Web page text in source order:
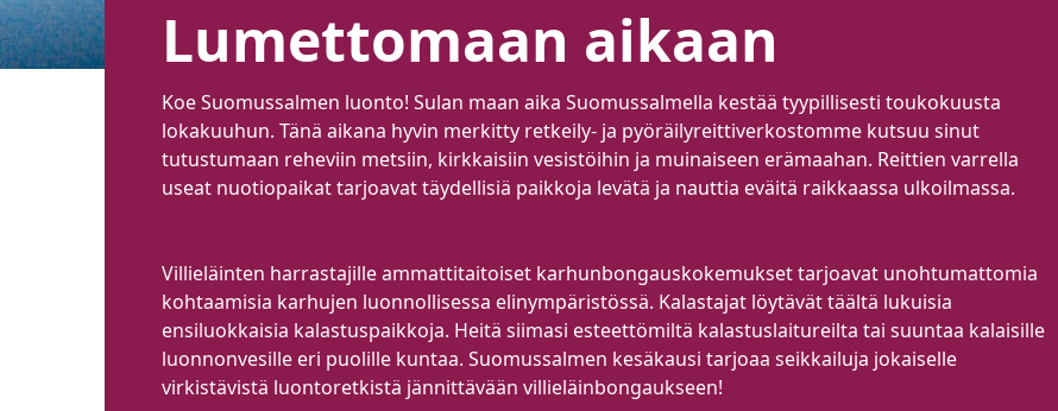
Lumettomaan aikaan
Koe Suomussalmen luonto! Sulan maan aika Suomussalmella kestää tyypillisesti toukokuusta
lokakuuhun. Tänä aikana hyvin merkitty retkeily- ja pyöräilyreittiverkostomme kutsuu sinut
tutustumaan reheviin metsiin, kirkkaisiin vesistöihin ja muinaiseen erämaahan. Reittien varrella
useat nuotiopaikat tarjoavat täydellisiä paikkoja levätä ja nauttia eväitä raikkaassa ulkoilmassa.
Villieläinten harrastajille ammattitaitoiset karhunbongauskokemukset tarjoavat unohtumattomia
kohtaamisia karhujen luonnollisessa elinympäristössä. Kalastajat löytävät täältä lukuisia
ensiluokkaisia kalastuspaikkoja. Heitä siimasi esteettömiltä kalastuslaitureilta tai suuntaa kalaisille
luonnonvesille eri puolille kuntaa. Suomussalmen kesäkausi tarjoaa seikkailuja jokaiselle
virkistävistä luontoretkistä jännittävään villieläinbongaukseen!